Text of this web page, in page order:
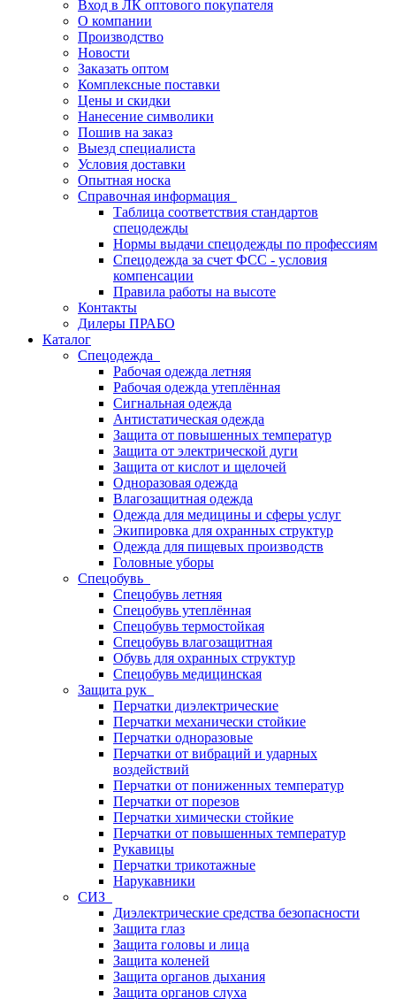
Вход в ЛК оптового покупателя
О компании
Производство
Новости
Заказать оптом
Комплексные поставки
Цены и скидки
Нанесение символики
Пошив на заказ
Выезд специалиста
Условия доставки
Опытная носка
Справочная информация
Таблица соответствия стандартов
спецодежды
Нормы выдачи спецодежды по профессиям
Спецодежда за счет ФСС - условия
компенсации
Правила работы на высоте
Контакты
Дилеры ПРАБО
Каталог
Спецодежда
Рабочая одежда летняя
Рабочая одежда утеплённая
Сигнальная одежда
Антистатическая одежда
Защита от повышенных температур
Защита от электрической дуги
Защита от кислот и щелочей
Одноразовая одежда
Влагозащитная одежда
Одежда для медицины и сферы услуг
Экипировка для охранных структур
Одежда для пищевых производств
Головные уборы
Спецобувь
Спецобувь летняя
Спецобувь утеплённая
Спецобувь термостойкая
Спецобувь влагозащитная
Обувь для охранных структур
Спецобувь медицинская
Защита рук
Перчатки диэлектрические
Перчатки механически стойкие
Перчатки одноразовые
Перчатки от вибраций и ударных
воздействий
Перчатки от пониженных температур
Перчатки от порезов
Перчатки химически стойкие
Перчатки от повышенных температур
Рукавицы
Перчатки трикотажные
Нарукавники
СИЗ
Диэлектрические средства безопасности
Защита глаз
Защита головы и лица
Защита коленей
Защита органов дыхания
Защита органов слуха